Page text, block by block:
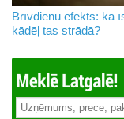
Brīvdienu efekts: kā
kādēļ tas strādā?